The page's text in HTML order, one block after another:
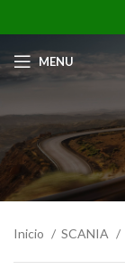
MENU
Inicio SCANIA